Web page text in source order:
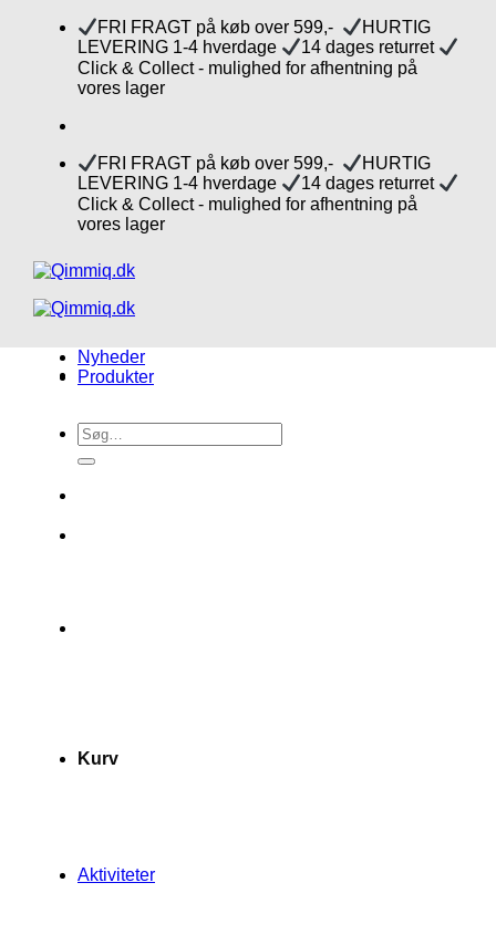
FRI FRAGT på køb over 599,-
HURTIG
LEVERING 1-4 hverdage
14 dages returret
Click & Collect - mulighed for afhentning på
vores lager
FRI FRAGT på køb over 599,-
HURTIG
LEVERING 1-4 hverdage
14 dages returret
Click & Collect - mulighed for afhentning på
vores lager
Søg
efter:
Kurv
Nyheder
Produkter
Aktiviteter